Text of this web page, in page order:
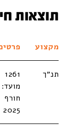
תוצאות
מקצוע
תנ״ך
1261
מועד:
חורף
2025